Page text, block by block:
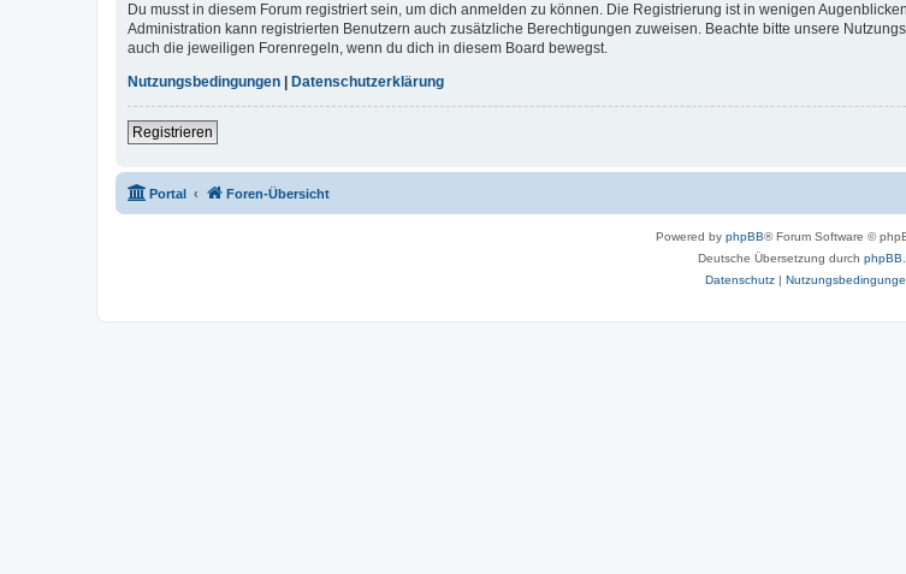
Du musst in diesem Forum registriert sein, um dich anmelden zu können. Die Registrierung ist in wenigen
Administration kann registrierten Benutzern auch zusätzliche Berechtigungen zuweisen. Beachte bitte unsere
auch die jeweiligen Forenregeln, wenn du dich in diesem Board bewegst.
Nutzungsbedingungen
Datenschutzerklärung
Registrieren
Portal Foren-Übersicht
Powered by phpBB® Forum Software ©
Deutsche Übersetzung durch
Datenschutz|